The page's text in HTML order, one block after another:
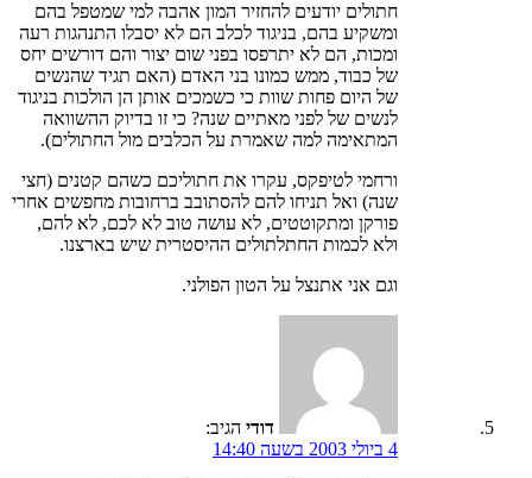
חתולים יודעים להחזיר המון אהבה למי שמטפל בהם
ומשקיע בהם, בניגוד לכלב הם לא יסבלו התנהגות רעה
ומכות, הם לא יתרפסו בפני שום יצור והם דורשים יחס
של כבוד, ממש כמונו בני האדם (האם תגיד שהנשים
של היום פחות שוות כי כשמכים אותן הן הולכות בניגוד
לנשים של לפני מאתיים שנה? כי זו בדיוק ההשוואה
המתאימה למה שאמרת על הכלבים מול החתולים).
ורחמי לטיפקס, עקרו את חתוליכם כשהם קטנים (חצי
שנה) ואל תניחו להם להסתובב ברחובות מחפשים אחרי
פורקן ומתקוטטים, לא עושה טוב לא לכם, לא להם,
ולא לכמות החתלתולים ההיסטרית שיש בארצנו.
וגם אני אתנצל על הטון הפולני.
דודי הגיב:
4 ביולי 2003 בשעה 14:40